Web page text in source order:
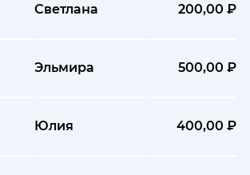
Светлана 200,00 ₽
Эльмира 500,00 ₽
Юлия 400,00 ₽